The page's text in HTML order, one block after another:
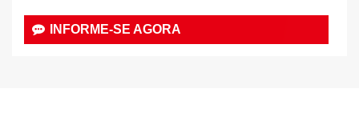
INFORME-SE AGORA